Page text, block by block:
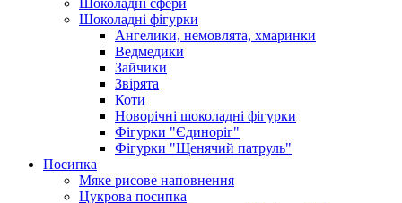
Шоколадні сфери
Шоколадні фігурки
Ангелики, немовлята, хмаринки
Ведмедики
Зайчики
Звірята
Коти
Новорічні шоколадні фігурки
Фігурки "Єдиноріг"
Фігурки "Щенячий патруль"
Посипка
Мяке рисове наповнення
Цукрова посипка